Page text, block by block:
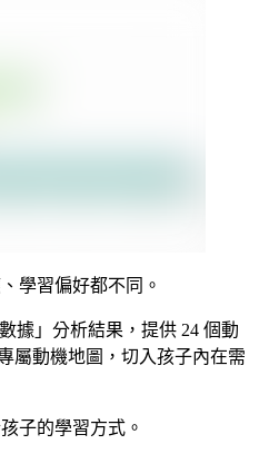
學習偏好都不同。
據」分析結果，提供 24 個動
屬動機地圖，切入孩子內在需
子的學習方式。